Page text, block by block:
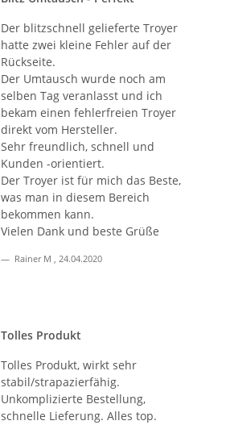
Der blitzschnell gelieferte Troyer
hatte zwei kleine Fehler auf der
Rückseite.
Der Umtausch wurde noch am
selben Tag veranlasst und ich
bekam einen fehlerfreien Troyer
direkt vom Hersteller.
Sehr freundlich, schnell und
Kunden -orientiert.
Der Troyer ist für mich das Beste,
was man in diesem Bereich
bekommen kann.
Vielen Dank und beste Grüße
Rainer M , 24.04.2020
Tolles Produkt
Tolles Produkt, wirkt sehr
stabil/strapazierfähig.
Unkomplizierte Bestellung,
schnelle Lieferung. Alles top.